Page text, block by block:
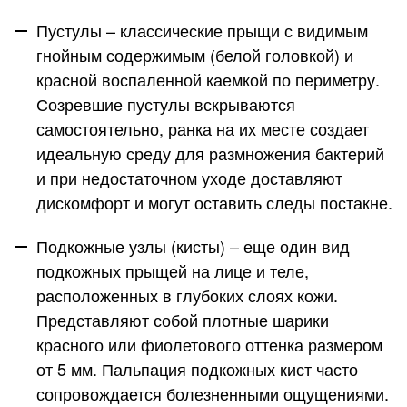
Пустулы – классические прыщи с видимым
гнойным содержимым (белой головкой) и
красной воспаленной каемкой по периметру.
Созревшие пустулы вскрываются
самостоятельно, ранка на их месте создает
идеальную среду для размножения бактерий
и при недостаточном уходе доставляют
дискомфорт и могут оставить следы постакне.
Подкожные узлы (кисты) – еще один вид
подкожных прыщей на лице и теле,
расположенных в глубоких слоях кожи.
Представляют собой плотные шарики
красного или фиолетового оттенка размером
от 5 мм. Пальпация подкожных кист часто
сопровождается болезненными ощущениями.